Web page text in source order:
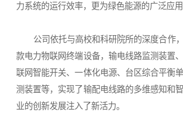
力系统的运行效率，更为绿色能源的广泛应用
公司依托与高校和科研院所的深度合作
款电力物联网终端设备，输电线路监测装置
联网智能开关、一体化电源、台区综合平衡
测装置等，实现了输配电线路的多维感知和
业的创新发展注入了新活力。